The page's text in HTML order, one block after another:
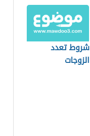
شروط تعدد
الزوجات